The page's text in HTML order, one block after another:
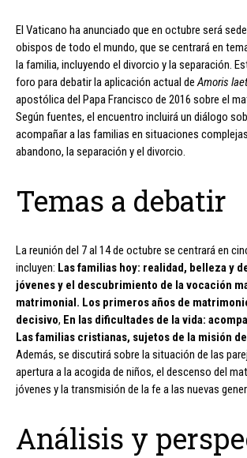
El Vaticano ha anunciado que en octubre será
obispos de todo el mundo, que se centrará en
la familia, incluyendo el divorcio y la separación.
foro para debatir la aplicación actual deAmoris
apostólica del Papa Francisco de 2016 sobre el
Según fuentes, el encuentro incluirá un diálogo
acompañar a las familias en situaciones
abandono, la separación y el divorcio.
Temas a debatir
La reunión del 7 al 14 de octubre se centrará en
incluyen: Las familias hoy: realidad, belleza y
jóvenes y el descubrimiento de la vocación
matrimonial. Los primeros años de
decisivo, En las dificultades de la vida:
Las familias cristianas, sujetos de la misión
Además, se discutirá sobre la situación de las
apertura a la acogida de niños, el descenso del
jóvenes y la transmisión de la fe a las nuevas
Análisis y